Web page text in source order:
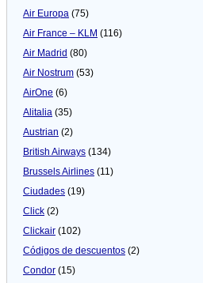
Air Europa (75)
Air France – KLM (116)
Air Madrid (80)
Air Nostrum (53)
AirOne (6)
Alitalia (35)
Austrian (2)
British Airways (134)
Brussels Airlines (11)
Ciudades (19)
Click (2)
Clickair (102)
Códigos de descuentos (2)
Condor (15)